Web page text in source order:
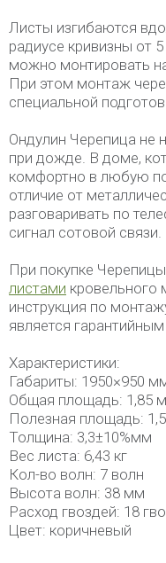
Листы изгибаются
радиусе кривизны от
можно монтировать
При этом монтаж
специальной
Ондулин Черепица не
при дожде. В доме,
комфортно в любую
отличие от
разговаривать по
сигнал сотовой связи.
При покупке
листами кровельного
инструкция по
является
Характеристики:
Габариты: 1950×950
Общая площадь: 1,85
Полезная площадь:
Толщина: 3,3±10%мм
Вес листа: 6,43 кг
Кол-во волн: 7 волн
Высота волн: 38 мм
Расход гвоздей: 18
Цвет: коричневый